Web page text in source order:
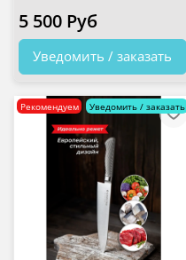
5 500 Руб
Уведомить / заказать
Рекомендуем Уведомить / заказать